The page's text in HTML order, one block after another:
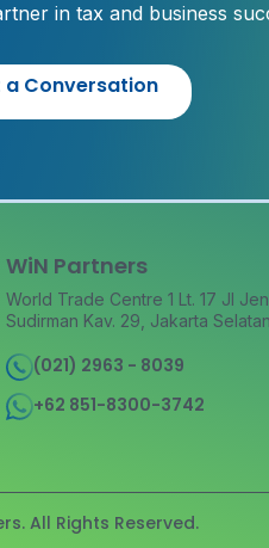
in tax and business
a Conversation
WiN Partners
World Trade Centre 1 Lt. 17 Jl
Sudirman Kav. 29, Jakarta
(021) 2963 - 8039
+62 851-8300-3742
All Rights Reserved.